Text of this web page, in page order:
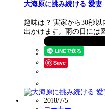
大海原に挑み続ける 愛妻
趣味は？ 実家から30秒
出かけます。雨の日には
Save
2018/7/5